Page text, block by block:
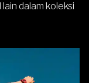
dalam koleksi